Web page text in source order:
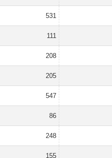
531
111
208
205
547
86
248
155